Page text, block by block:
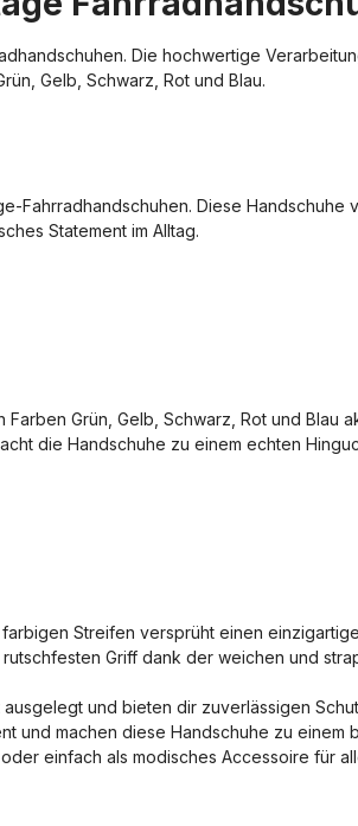
Die hochwertige
Gelb, Schwarz, Rot und Blau.
Diese
Statement im Alltag.
Grün, Gelb, Schwarz, Rot und
die Handschuhe zu einem echten
Streifen versprüht einen
Griff dank der weichen und
und bieten dir zuverlässigen
und machen diese Handschuhe zu einem
einfach als modisches Accessoire für